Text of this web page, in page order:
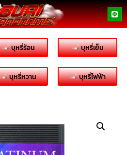
บุหรี่ร้อน บุหรี่เย็น
บุหรี่หวาน บุหรี่ไฟฟ้า